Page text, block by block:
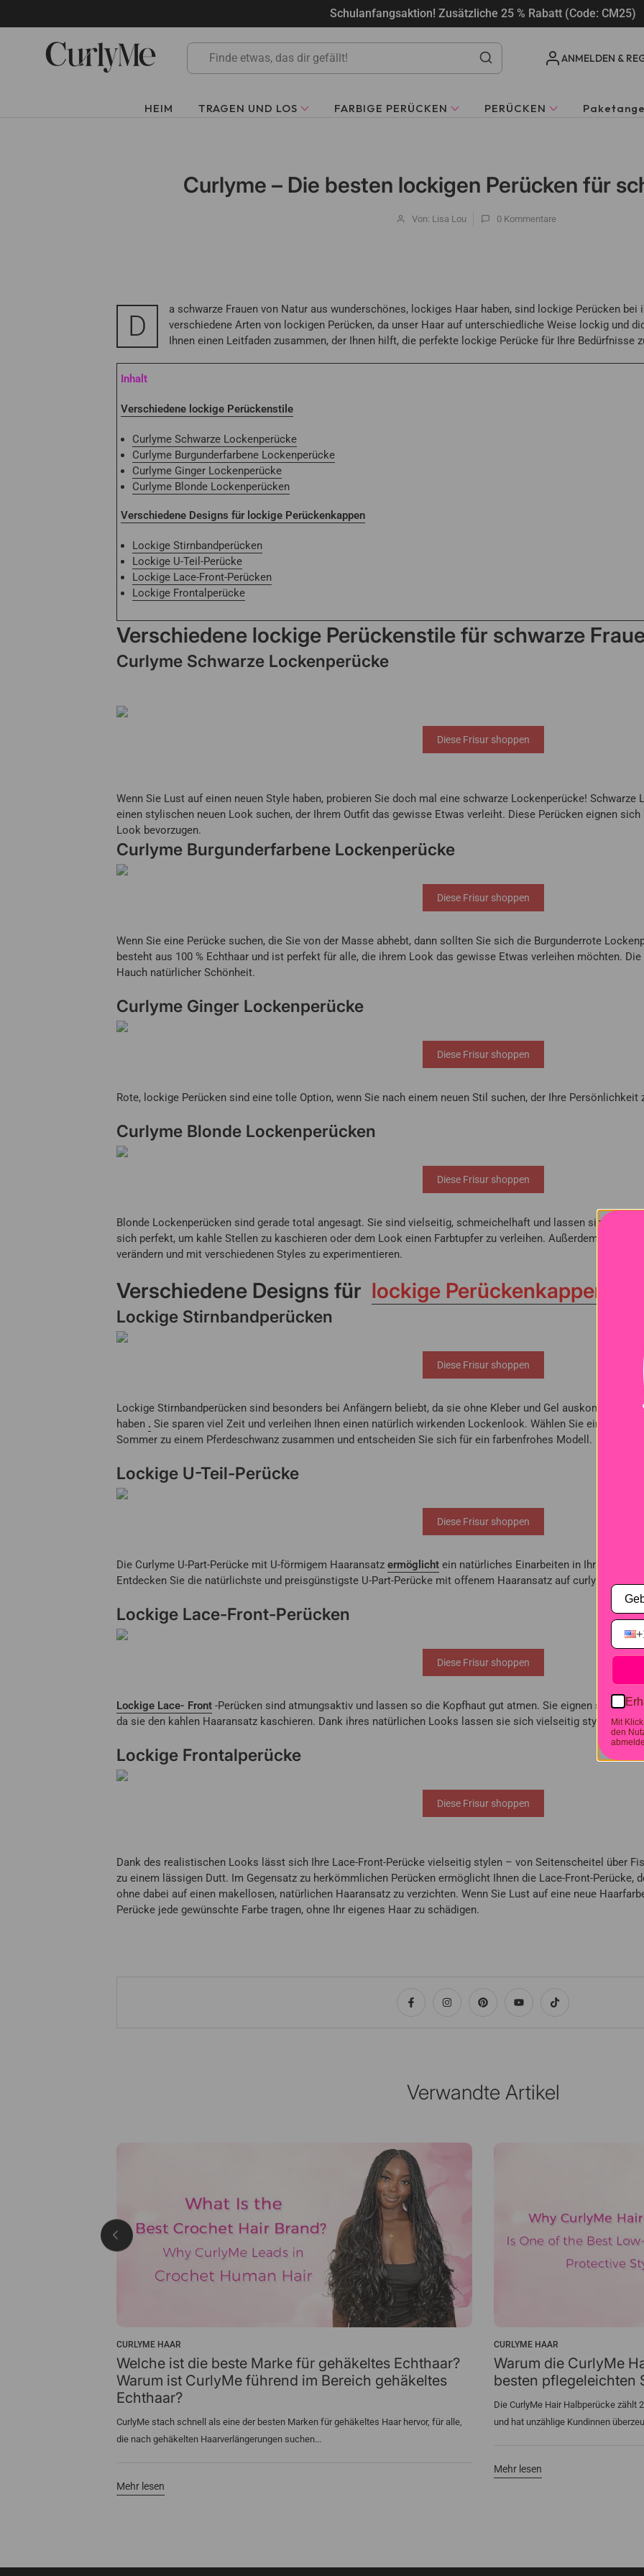
Inhalt
springen
Schulanfangsaktion! Zusätzliche 25 % Rabatt (Code: CM25)
ANMELDEN &
HEIM TRAGEN UND LOS FARBIGE PERÜCKEN PERÜCKEN
Curlyme – Die besten lockigen Perücken für
Von: Lisa Lou 0 Kommentare
D
a schwarze Frauen von Natur aus wunderschönes, lockiges Haar haben, sind lockige Perücken
verschiedene Arten von lockigen Perücken, da unser Haar auf unterschiedliche Weise lockig und
Ihnen einen Leitfaden zusammen, der Ihnen hilft, die perfekte lockige Perücke für Ihre Bedürfnisse
Inhalt
Verschiedene lockige Perückenstile
Curlyme Schwarze Lockenperücke
Curlyme Burgunderfarbene Lockenperücke
Curlyme Ginger Lockenperücke
Curlyme Blonde Lockenperücken
Verschiedene Designs für lockige Perückenkappen
Lockige Stirnbandperücken
Lockige U-Teil-Perücke
Lockige Lace-Front-Perücken
Lockige Frontalperücke
Verschiedene lockige Perückenstile für schwarze
Curlyme Schwarze Lockenperücke
Diese Frisur shoppen
Wenn Sie Lust auf einen neuen Style haben, probieren Sie doch mal eine schwarze Lockenperücke! Schwarze
einen stylischen neuen Look suchen, der Ihrem Outfit das gewisse Etwas verleiht. Diese Perücken eignen
Look bevorzugen.
Curlyme Burgunderfarbene Lockenperücke
Diese Frisur shoppen
Wenn Sie eine Perücke suchen, die Sie von der Masse abhebt, dann sollten Sie sich die Burgunderrote
besteht aus 100 % Echthaar und ist perfekt für alle, die ihrem Look das gewisse Etwas verleihen möchten.
Hauch natürlicher Schönheit.
Curlyme Ginger Lockenperücke
Diese Frisur shoppen
Rote, lockige Perücken sind eine tolle Option, wenn Sie nach einem neuen Stil suchen, der Ihre Persönlichkeit
Curlyme Blonde Lockenperücken
Diese Frisur shoppen
Blonde Lockenperücken sind gerade total angesagt. Sie sind vielseitig, schmeichelhaft und lassen sich
sich perfekt, um kahle Stellen zu kaschieren oder dem Look einen Farbtupfer zu verleihen. Außerdem sind sie
verändern und mit verschiedenen Styles zu experimentieren.
Verschiedene Designs für lockige Perückenkappen
Lockige Stirnbandperücken
Diese Frisur shoppen
Lockige Stirnbandperücken sind besonders bei Anfängern beliebt, da sie ohne Kleber und Gel auskommen, die
haben . Sie sparen viel Zeit und verleihen Ihnen einen natürlich wirkenden Lockenlook. Wählen Sie einfach Ihr
Sommer zu einem Pferdeschwanz zusammen und entscheiden Sie sich für ein farbenfrohes Modell.
Lockige U-Teil-Perücke
Diese Frisur shoppen
Die Curlyme U-Part-Perücke mit U-förmigem Haaransatz ermöglicht ein natürliches Einarbeiten in Ihr
Entdecken Sie die natürlichste und preisgünstigste U-Part-Perücke mit offenem Haaransatz auf curlyme.com.
Lockige Lace-Front-Perücken
Diese Frisur shoppen
Lockige Lace- Front -Perücken sind atmungsaktiv und lassen so die Kopfhaut gut atmen. Sie eignen sich
da sie den kahlen Haaransatz kaschieren. Dank ihres natürlichen Looks lassen sie sich vielseitig stylen.
Lockige Frontalperücke
Diese Frisur shoppen
Dank des realistischen Looks lässt sich Ihre Lace-Front-Perücke vielseitig stylen – von Seitenscheitel über
zu einem lässigen Dutt. Im Gegensatz zu herkömmlichen Perücken ermöglicht Ihnen die Lace-Front-Perücke,
ohne dabei auf einen makellosen, natürlichen Haaransatz zu verzichten. Wenn Sie Lust auf eine neue
Perücke jede gewünschte Farbe tragen, ohne Ihr eigenes Haar zu schädigen.
Verwandte Artikel
CURLYME HAAR
Welche ist die beste Marke für gehäkeltes Echthaar?
Warum ist CurlyMe führend im Bereich gehäkeltes
Echthaar?
CurlyMe stach schnell als eine der besten Marken für gehäkeltes Haar hervor, für alle,
die nach gehäkelten Haarverlängerungen suchen...
Mehr lesen
CURLYME HAAR
Warum die CurlyMe
besten pflegeleichten
Die CurlyMe Hair Halbperücke zählt
und hat unzählige Kundinnen
Mehr lesen
Mit
den